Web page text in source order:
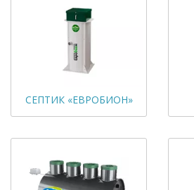
СЕПТИК «ЕВРОБИОН»